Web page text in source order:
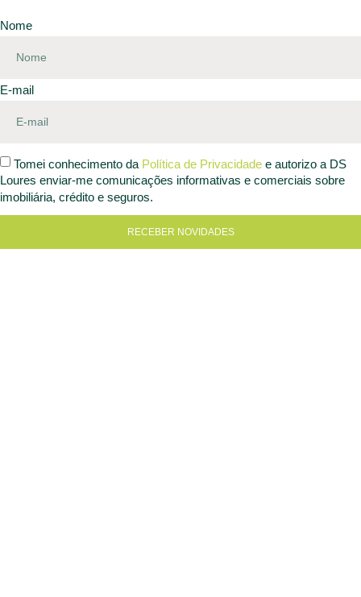
Nome
E-mail
Tomei conhecimento da Política de Privacidade e autorizo a DS
Loures enviar-me comunicações informativas e comerciais sobre
imobiliária, crédito e seguros.
RECEBER NOVIDADES